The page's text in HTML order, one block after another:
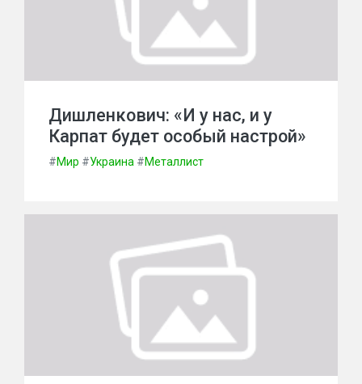
Дишленкович: «И у нас, и у
Карпат будет особый настрой»
#Мир #Украина #Металлист